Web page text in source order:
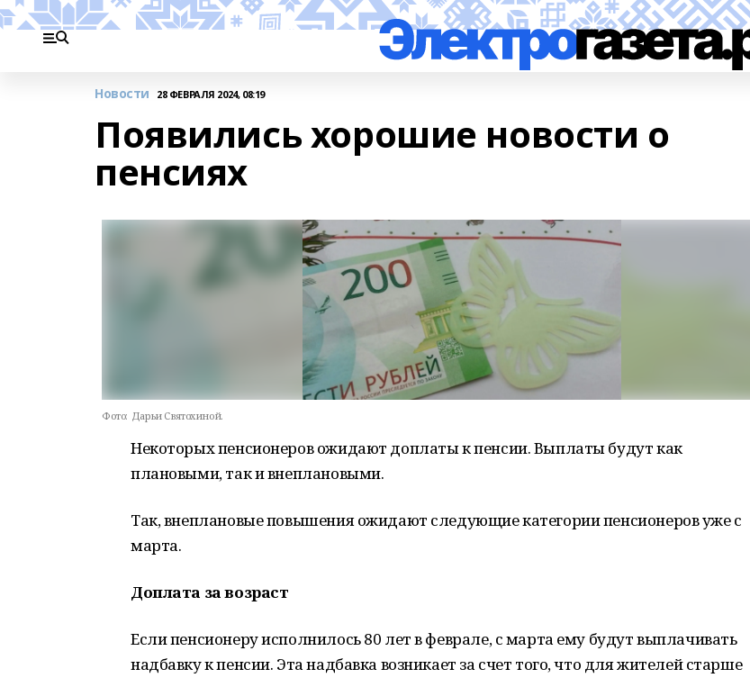
Новости 28 ФЕВРАЛЯ 2024, 08:19
Появились хорошие новости о
пенсиях
Фото: Дарьи Святохиной.
Некоторых пенсионеров ожидают доплаты к пенсии. Выплаты будут как
плановыми, так и внеплановыми.
Так, внеплановые повышения ожидают следующие категории пенсионеров уже с
марта.
Доплата за возраст
Если пенсионеру исполнилось 80 лет в феврале, с марта ему будут выплачивать
надбавку к пенсии. Эта надбавка возникает за счет того, что для жителей старше